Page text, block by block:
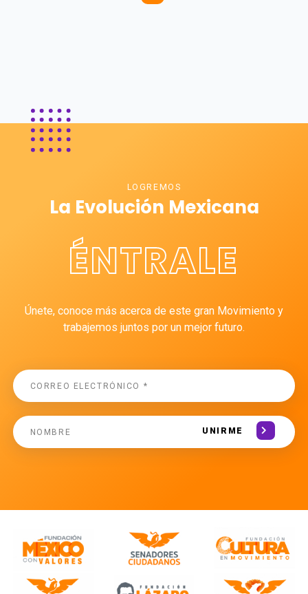
LOGREMOS
La Evolución Mexicana
ÉNTRALE
Únete, conoce más acerca de este gran Movimiento y
trabajemos juntos por un mejor futuro.
UNIRME